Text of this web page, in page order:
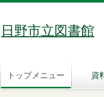
日野市立図書館
トップメニュー 資